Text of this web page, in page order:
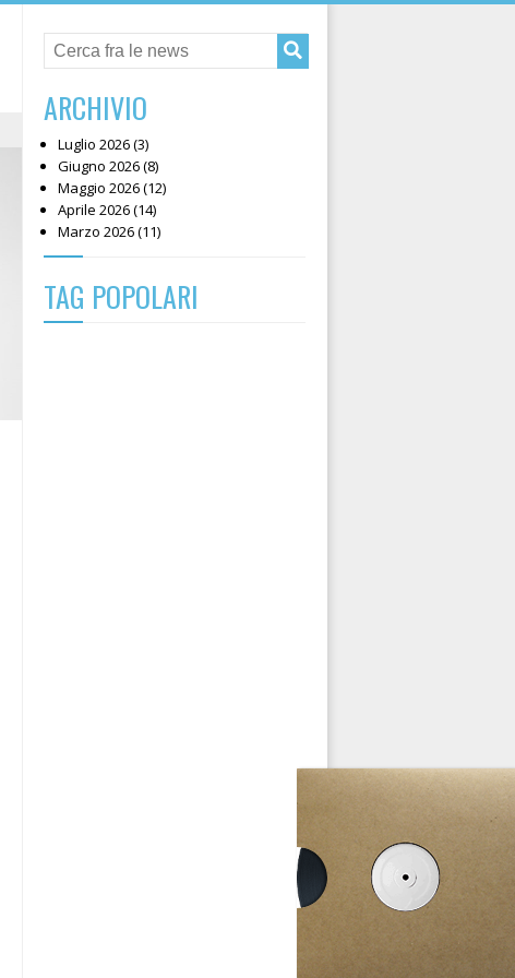
ARCHIVIO
Luglio 2026 (3)
Giugno 2026 (8)
Maggio 2026 (12)
Aprile 2026 (14)
Marzo 2026 (11)
TAG POPOLARI